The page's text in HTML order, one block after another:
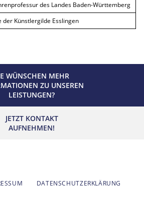
des Landes Baden-Württemberg
der Künstlergilde Esslingen
WÜNSCHEN MEHR
ZU UNSEREN
LEISTUNGEN?
JETZT KONTAKT
AUFNEHMEN!
DATENSCHUTZERKLÄRUNG